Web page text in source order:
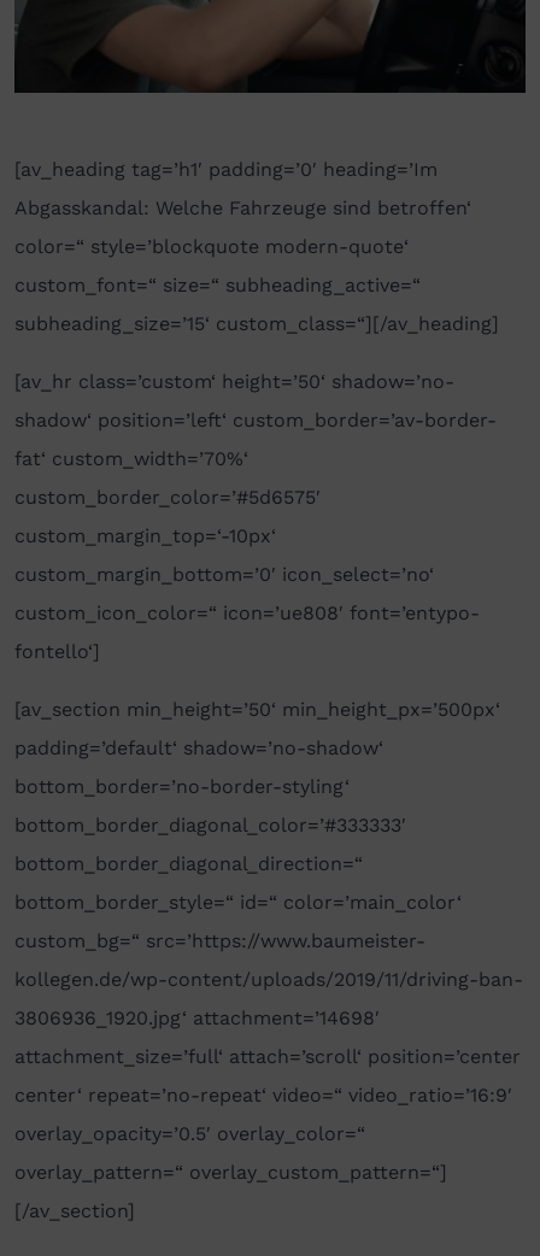
[av_heading tag=’h1′ padding=’0′ heading=’Im
Abgasskandal: Welche Fahrzeuge sind betroffen‘
color=“ style=’blockquote modern-quote‘
custom_font=“ size=“ subheading_active=“
subheading_size=’15‘ custom_class=“][/av_heading]
[av_hr class=’custom‘ height=’50‘ shadow=’no-
shadow‘ position=’left‘ custom_border=’av-border-
fat‘ custom_width=’70%‘
custom_border_color=’#5d6575′
custom_margin_top=‘-10px‘
custom_margin_bottom=’0′ icon_select=’no‘
custom_icon_color=“ icon=’ue808′ font=’entypo-
fontello‘]
[av_section min_height=’50‘ min_height_px=’500px‘
padding=’default‘ shadow=’no-shadow‘
bottom_border=’no-border-styling‘
bottom_border_diagonal_color=’#333333′
bottom_border_diagonal_direction=“
bottom_border_style=“ id=“ color=’main_color‘
custom_bg=“ src=’https://www.baumeister-
kollegen.de/wp-content/uploads/2019/11/driving-ban-
3806936_1920.jpg‘ attachment=’14698′
attachment_size=’full‘ attach=’scroll‘ position=’center
center‘ repeat=’no-repeat‘ video=“ video_ratio=’16:9′
overlay_opacity=’0.5′ overlay_color=“
overlay_pattern=“ overlay_custom_pattern=“]
[/av_section]